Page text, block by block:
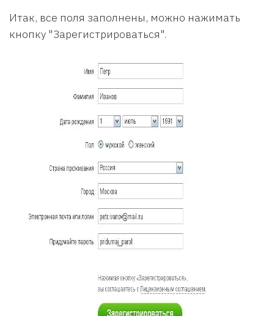
Итак, все поля заполнены, можно нажимать
кнопку "Зарегистрироваться".